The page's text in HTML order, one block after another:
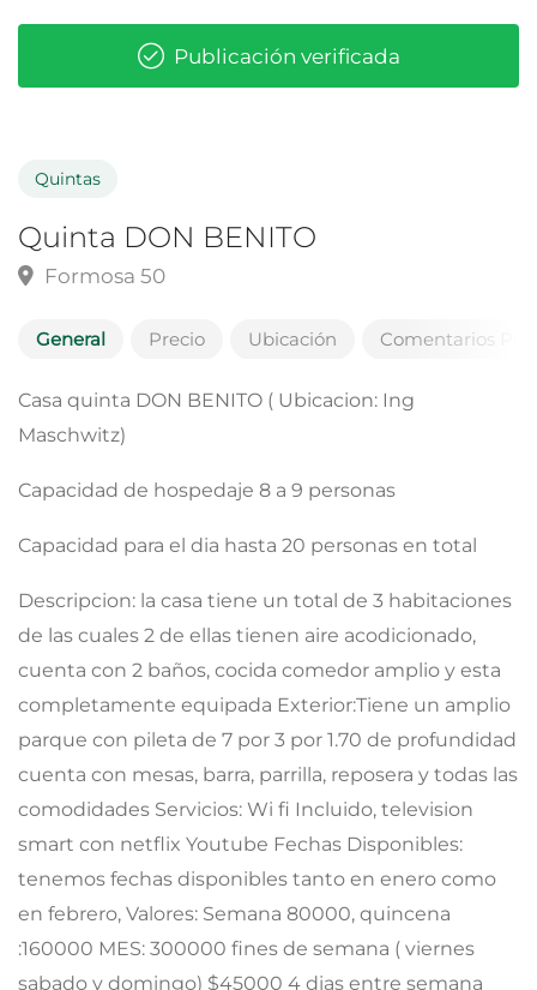
Publicación verificada
Quintas
Quinta DON BENITO
Formosa 50
General Precio Ubicación Comentarios
Casa quinta DON BENITO ( Ubicacion: Ing
Maschwitz)
Capacidad de hospedaje 8 a 9 personas
Capacidad para el dia hasta 20 personas en total
Descripcion: la casa tiene un total de 3 habitaciones
de las cuales 2 de ellas tienen aire acodicionado,
cuenta con 2 baños, cocida comedor amplio y esta
completamente equipada Exterior:Tiene un amplio
parque con pileta de 7 por 3 por 1.70 de profundidad
cuenta con mesas, barra, parrilla, reposera y todas las
comodidades Servicios: Wi fi Incluido, television
smart con netflix Youtube Fechas Disponibles:
tenemos fechas disponibles tanto en enero como
en febrero, Valores: Semana 80000, quincena
:160000 MES: 300000 fines de semana ( viernes
sabado y domingo) $45000 4 dias entre semana